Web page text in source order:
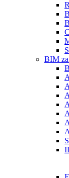
BIM